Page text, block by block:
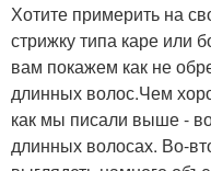
Хотите примерить на
стрижку типа каре или
вам покажем как не
длинных волос.Чем
как мы писали выше -
длинных волосах. Во-